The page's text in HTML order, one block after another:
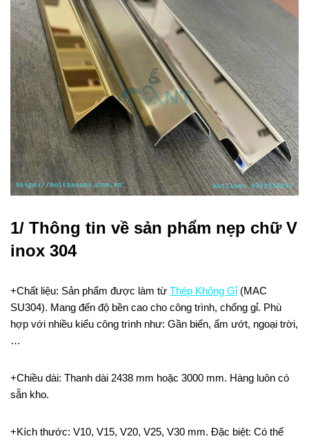
1/ Thông tin về sản phẩm nẹp chữ V
inox 304
+Chất liệu: Sản phẩm được làm từ Thép Không Gỉ(MAC
SU304). Mang đến độ bền cao cho công trình, chống gỉ. Phù
hợp với nhiều kiểu công trình như: Gần biển, ẩm ướt, ngoại trời,
…
+Chiều dài: Thanh dài 2438 mm hoặc 3000 mm. Hàng luôn có
sẵn kho.
+Kích thước: V10, V15, V20, V25, V30 mm. Đặc biệt: Có thể